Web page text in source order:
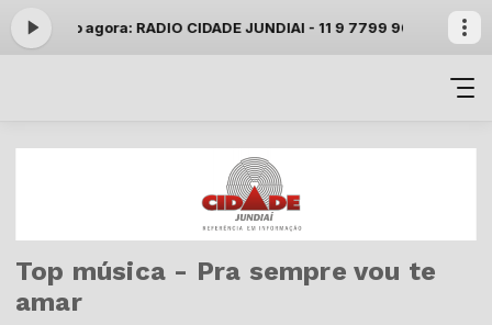
Tocando agora: RADIO CIDADE JUNDIAI - 11 9 7799 9000
Top música - Pra sempre vou te
amar